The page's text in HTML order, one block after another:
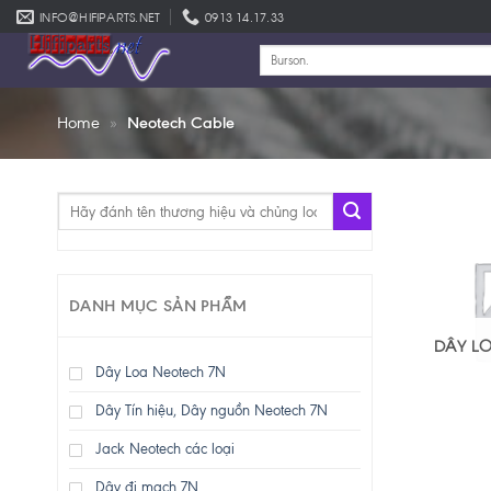
Skip
to
content
INFO@HIFIPARTS.NET 0913 14.17.33
Tìm
Home » Neotech Cable
Tìm
DANH MỤC SẢN PHẨM
Dây Loa Neotech 7N
Dây Tín hiệu, Dây nguồn Neotech 7N
Jack Neotech các loại
Dây đi mạch 7N
DÂY